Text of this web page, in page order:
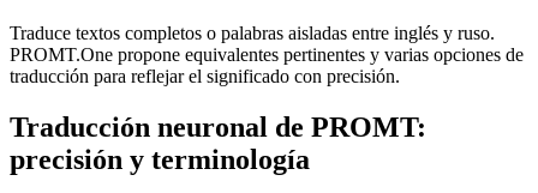
Traduce textos completos o palabras aisladas entre inglés y ruso.
PROMT.One propone equivalentes pertinentes y varias opciones de
traducción para reflejar el significado con precisión.
Traducción neuronal de PROMT:
precisión y terminología